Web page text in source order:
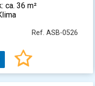
ca. 36 m²
Ref. ASB-0526